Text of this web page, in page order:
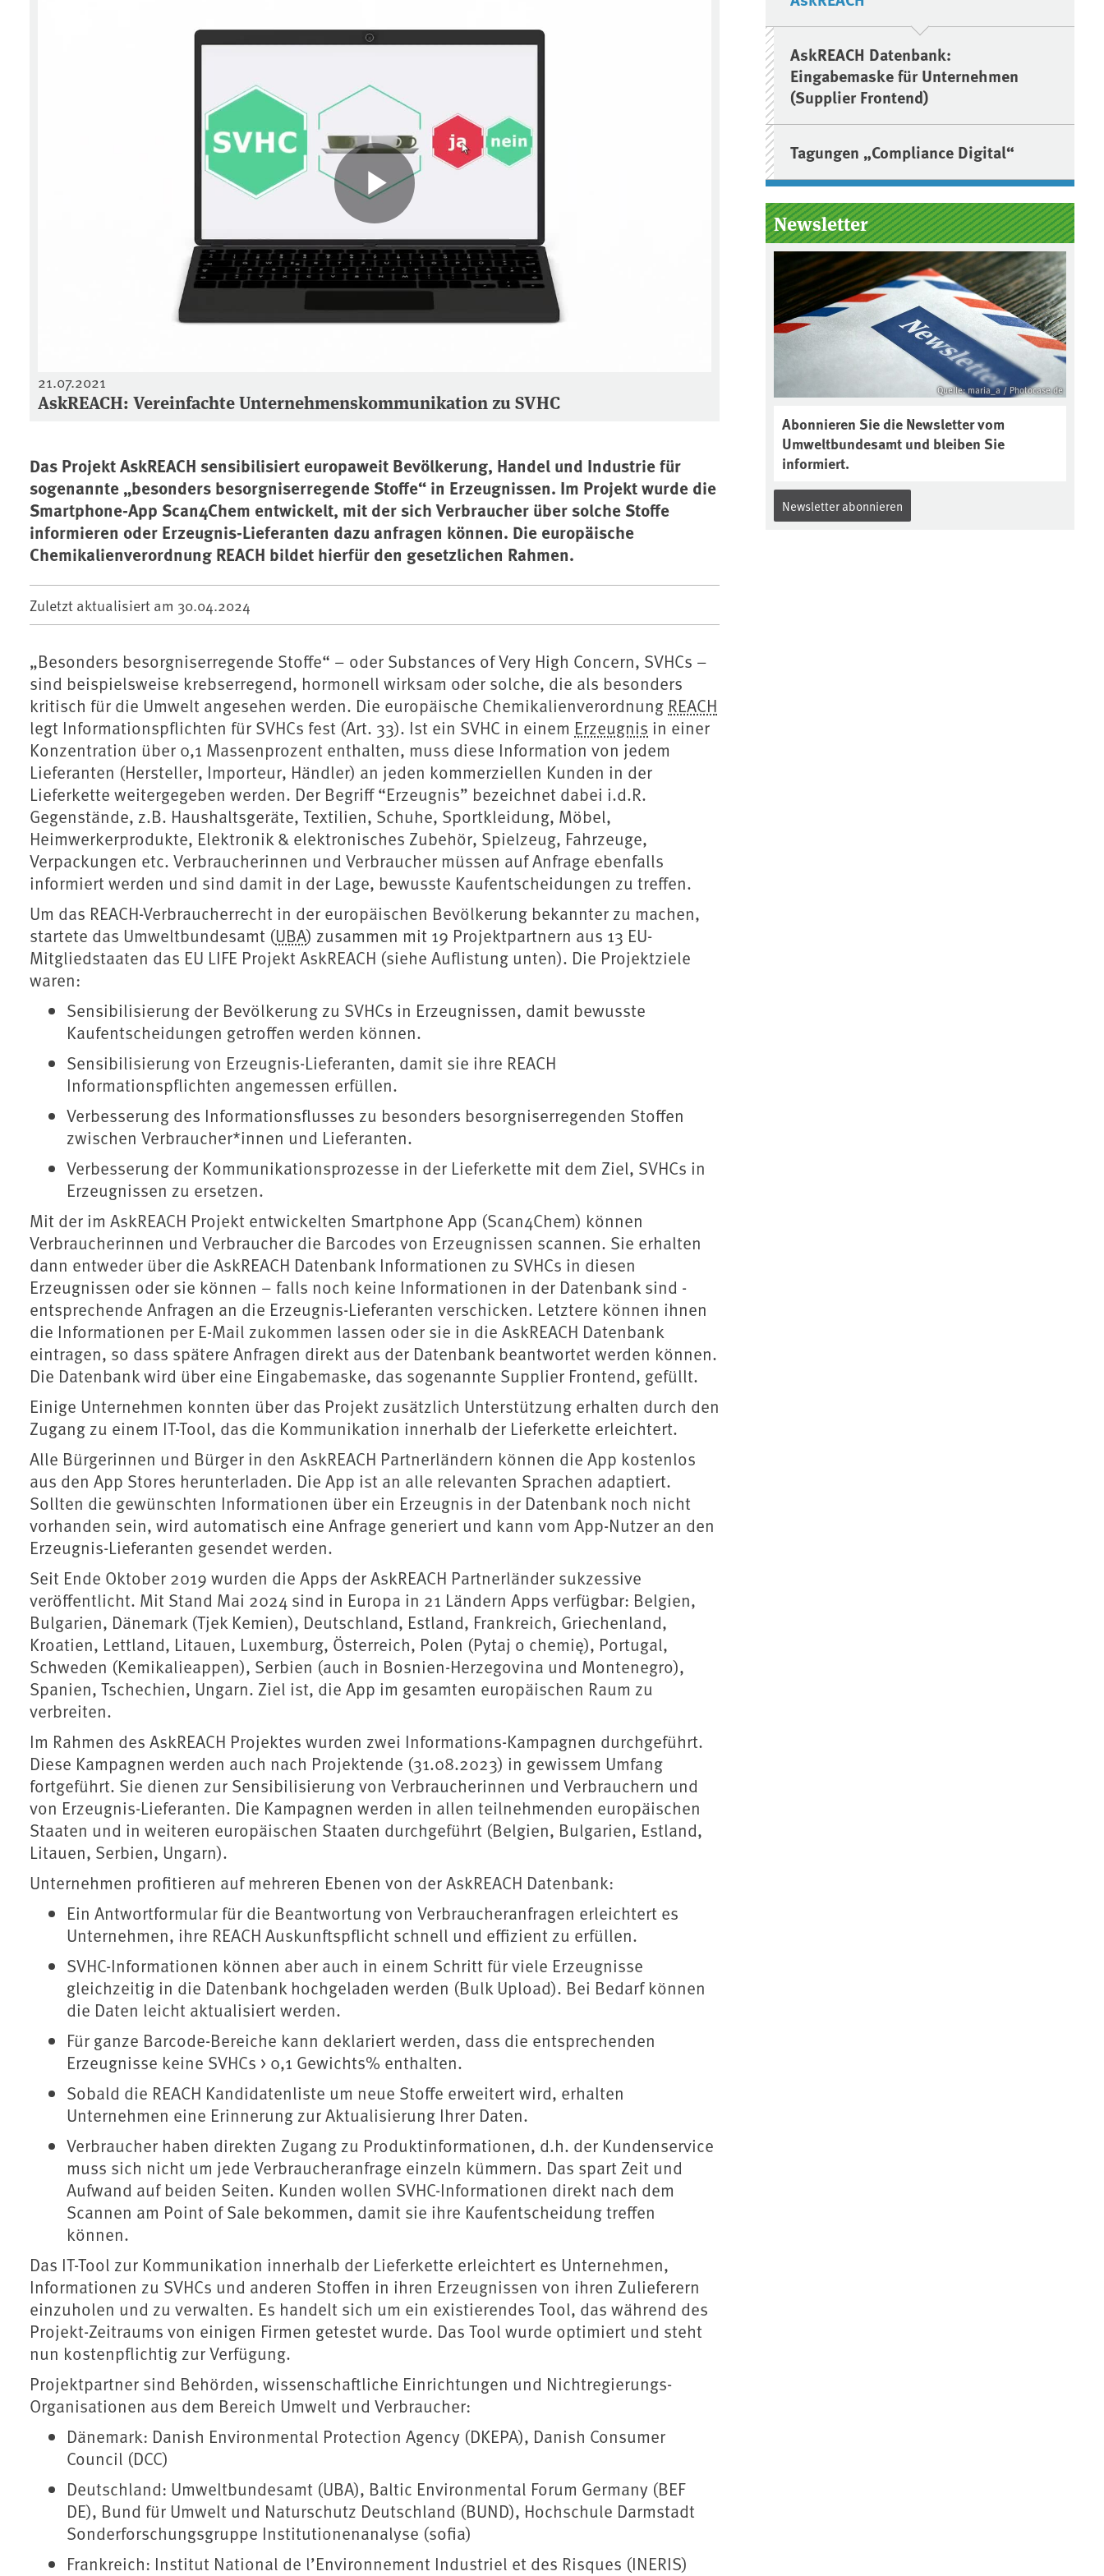
21.07.2021
AskREACH: Vereinfachte Unternehmenskommunikation zu SVHC
Das Projekt AskREACH sensibilisiert europaweit Bevölkerung, Handel und Industrie für
sogenannte „besonders besorgniserregende Stoffe“ in Erzeugnissen. Im Projekt wurde die
Smartphone-App Scan4Chem entwickelt, mit der sich Verbraucher über solche Stoffe
informieren oder Erzeugnis-Lieferanten dazu anfragen können. Die europäische
Chemikalienverordnung REACH bildet hierfür den gesetzlichen Rahmen.
Zuletzt aktualisiert am 30.04.2024
„Besonders besorgniserregende Stoffe“ – oder Substances of Very High Concern, SVHCs –
sind beispielsweise krebserregend, hormonell wirksam oder solche, die als besonders
kritisch für die Umwelt angesehen werden. Die europäische Chemikalienverordnung REACH
legt Informationspflichten für SVHCs fest (Art. 33). Ist ein SVHC in einem Erzeugnis in einer
Konzentration über 0,1 Massenprozent enthalten, muss diese Information von jedem
Lieferanten (Hersteller, Importeur, Händler) an jeden kommerziellen Kunden in der
Lieferkette weitergegeben werden. Der Begriff “Erzeugnis” bezeichnet dabei i.d.R.
Gegenstände, z.B. Haushaltsgeräte, Textilien, Schuhe, Sportkleidung, Möbel,
Heimwerkerprodukte, Elektronik & elektronisches Zubehör, Spielzeug, Fahrzeuge,
Verpackungen etc. Verbraucherinnen und Verbraucher müssen auf Anfrage ebenfalls
informiert werden und sind damit in der Lage, bewusste Kaufentscheidungen zu treffen.
Um das REACH-Verbraucherrecht in der europäischen Bevölkerung bekannter zu machen,
startete das Umweltbundesamt (UBA) zusammen mit 19 Projektpartnern aus 13 EU-
Mitgliedstaaten das EU LIFE Projekt AskREACH (siehe Auflistung unten). Die Projektziele
waren:
Sensibilisierung der Bevölkerung zu SVHCs in Erzeugnissen, damit bewusste
Kaufentscheidungen getroffen werden können.
Sensibilisierung von Erzeugnis-Lieferanten, damit sie ihre REACH
Informationspflichten angemessen erfüllen.
Verbesserung des Informationsflusses zu besonders besorgniserregenden Stoffen
zwischen Verbraucher*innen und Lieferanten.
Verbesserung der Kommunikationsprozesse in der Lieferkette mit dem Ziel, SVHCs in
Erzeugnissen zu ersetzen.
Mit der im AskREACH Projekt entwickelten Smartphone App (Scan4Chem) können
Verbraucherinnen und Verbraucher die Barcodes von Erzeugnissen scannen. Sie erhalten
dann entweder über die AskREACH Datenbank Informationen zu SVHCs in diesen
Erzeugnissen oder sie können – falls noch keine Informationen in der Datenbank sind -
entsprechende Anfragen an die Erzeugnis-Lieferanten verschicken. Letztere können ihnen
die Informationen per E-Mail zukommen lassen oder sie in die AskREACH Datenbank
eintragen, so dass spätere Anfragen direkt aus der Datenbank beantwortet werden können.
Die Datenbank wird über eine Eingabemaske, das sogenannte Supplier Frontend, gefüllt.
Einige Unternehmen konnten über das Projekt zusätzlich Unterstützung erhalten durch den
Zugang zu einem IT-Tool, das die Kommunikation innerhalb der Lieferkette erleichtert.
Alle Bürgerinnen und Bürger in den AskREACH Partnerländern können die App kostenlos
aus den App Stores herunterladen. Die App ist an alle relevanten Sprachen adaptiert.
Sollten die gewünschten Informationen über ein Erzeugnis in der Datenbank noch nicht
vorhanden sein, wird automatisch eine Anfrage generiert und kann vom App-Nutzer an den
Erzeugnis-Lieferanten gesendet werden.
Seit Ende Oktober 2019 wurden die Apps der AskREACH Partnerländer sukzessive
veröffentlicht. Mit Stand Mai 2024 sind in Europa in 21 Ländern Apps verfügbar: Belgien,
Bulgarien, Dänemark (Tjek Kemien), Deutschland, Estland, Frankreich, Griechenland,
Kroatien, Lettland, Litauen, Luxemburg, Österreich, Polen (Pytaj o chemię), Portugal,
Schweden (Kemikalieappen), Serbien (auch in Bosnien-Herzegovina und Montenegro),
Spanien, Tschechien, Ungarn. Ziel ist, die App im gesamten europäischen Raum zu
verbreiten.
Im Rahmen des AskREACH Projektes wurden zwei Informations-Kampagnen durchgeführt.
Diese Kampagnen werden auch nach Projektende (31.08.2023) in gewissem Umfang
fortgeführt. Sie dienen zur Sensibilisierung von Verbraucherinnen und Verbrauchern und
von Erzeugnis-Lieferanten. Die Kampagnen werden in allen teilnehmenden europäischen
Staaten und in weiteren europäischen Staaten durchgeführt (Belgien, Bulgarien, Estland,
Litauen, Serbien, Ungarn).
Unternehmen profitieren auf mehreren Ebenen von der AskREACH Datenbank:
Ein Antwortformular für die Beantwortung von Verbraucheranfragen erleichtert es
Unternehmen, ihre REACH Auskunftspflicht schnell und effizient zu erfüllen.
SVHC-Informationen können aber auch in einem Schritt für viele Erzeugnisse
gleichzeitig in die Datenbank hochgeladen werden (Bulk Upload). Bei Bedarf können
die Daten leicht aktualisiert werden.
Für ganze Barcode-Bereiche kann deklariert werden, dass die entsprechenden
Erzeugnisse keine SVHCs > 0,1 Gewichts% enthalten.
Sobald die REACH Kandidatenliste um neue Stoffe erweitert wird, erhalten
Unternehmen eine Erinnerung zur Aktualisierung Ihrer Daten.
Verbraucher haben direkten Zugang zu Produktinformationen, d.h. der Kundenservice
muss sich nicht um jede Verbraucheranfrage einzeln kümmern. Das spart Zeit und
Aufwand auf beiden Seiten. Kunden wollen SVHC-Informationen direkt nach dem
Scannen am Point of Sale bekommen, damit sie ihre Kaufentscheidung treffen
können.
Das IT-Tool zur Kommunikation innerhalb der Lieferkette erleichtert es Unternehmen,
Informationen zu SVHCs und anderen Stoffen in ihren Erzeugnissen von ihren Zulieferern
einzuholen und zu verwalten. Es handelt sich um ein existierendes Tool, das während des
Projekt-Zeitraums von einigen Firmen getestet wurde. Das Tool wurde optimiert und steht
nun kostenpflichtig zur Verfügung.
Projektpartner sind Behörden, wissenschaftliche Einrichtungen und Nichtregierungs-
Organisationen aus dem Bereich Umwelt und Verbraucher:
Dänemark: Danish Environmental Protection Agency (DKEPA), Danish Consumer
Council (DCC)
Deutschland: Umweltbundesamt (UBA), Baltic Environmental Forum Germany (BEF
DE), Bund für Umwelt und Naturschutz Deutschland (BUND), Hochschule Darmstadt
Sonderforschungsgruppe Institutionenanalyse (sofia)
Frankreich: Institut National de l’Environnement Industriel et des Risques (INERIS)
AskREACH Datenbank:
Eingabemaske für Unternehmen
(Supplier Frontend)
Tagungen „Compliance Digital“
Newsletter
Quelle: maria_a / Photocase.de
Abonnieren Sie die Newsletter vom
Umweltbundesamt und bleiben Sie
informiert.
Newsletter abonnieren